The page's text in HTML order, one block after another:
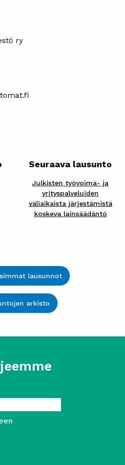
ry
Seuraava lausunto
Julkisten työvoima- ja
yrityspalveluiden
väliaikaista järjestämistä
koskeva lainsäädäntö
lausunnot
arkisto